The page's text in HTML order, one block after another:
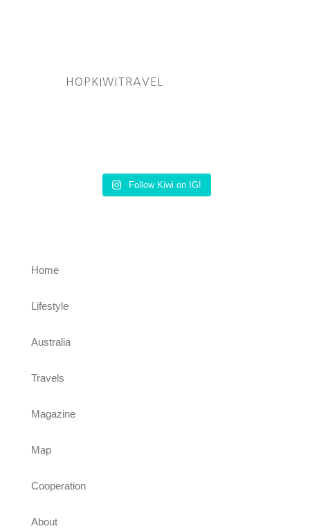
HOPKIWITRAVEL
Follow Kiwi on IG!
Home
Lifestyle
Australia
Travels
Magazine
Map
Cooperation
About